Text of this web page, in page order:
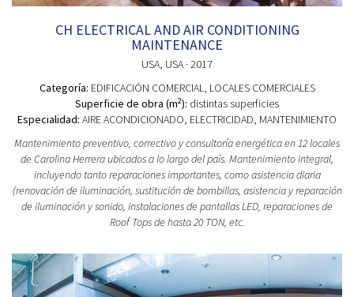
CH ELECTRICAL AND AIR CONDITIONING
MAINTENANCE
USA, USA · 2017
Categoría: EDIFICACIÓN COMERCIAL, LOCALES COMERCIALES
Superficie de obra (m2): distintas superficies
Especialidad: AIRE ACONDICIONADO, ELECTRICIDAD, MANTENIMIENTO
Mantenimiento preventivo, correctivo y consultoría energética en 12 locales
de Carolina Herrera ubicados a lo largo del país. Mantenimiento integral,
incluyendo tanto reparaciones importantes, como asistencia diaria
(renovación de iluminación, sustitución de bombillas, asistencia y reparación
de iluminación y sonido, instalaciones de pantallas LED, reparaciones de
Roof Tops de hasta 20 TON, etc.